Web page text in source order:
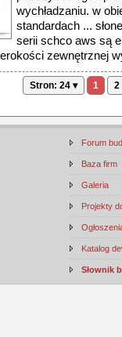
wychładzaniu. w
standardach ...
serii schco aws są
zewnętrznej
Stron: 24 ▾ 1 2
Forum
Baza firm
Galeria
Projekty
Katalog
Słownik